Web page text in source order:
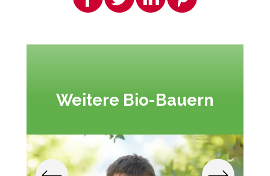
Weitere Bio-Bauern